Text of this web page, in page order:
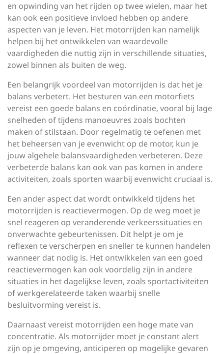
en opwinding van het rijden op twee wielen, maar het
kan ook een positieve invloed hebben op andere
aspecten van je leven. Het motorrijden kan namelijk
helpen bij het ontwikkelen van waardevolle
vaardigheden die nuttig zijn in verschillende situaties,
zowel binnen als buiten de weg.
Een belangrijk voordeel van motorrijden is dat het je
balans verbetert. Het besturen van een motorfiets
vereist een goede balans en coördinatie, vooral bij lage
snelheden of tijdens manoeuvres zoals bochten
maken of stilstaan. Door regelmatig te oefenen met
het beheersen van je evenwicht op de motor, kun je
jouw algehele balansvaardigheden verbeteren. Deze
verbeterde balans kan ook van pas komen in andere
activiteiten, zoals sporten waarbij evenwicht cruciaal is.
Een ander aspect dat wordt ontwikkeld tijdens het
motorrijden is reactievermogen. Op de weg moet je
snel reageren op veranderende verkeerssituaties en
onverwachte gebeurtenissen. Dit helpt je om je
reflexen te verscherpen en sneller te kunnen handelen
wanneer dat nodig is. Het ontwikkelen van een goed
reactievermogen kan ook voordelig zijn in andere
situaties in het dagelijkse leven, zoals sportactiviteiten
of werkgerelateerde taken waarbij snelle
besluitvorming vereist is.
Daarnaast vereist motorrijden een hoge mate van
concentratie. Als motorrijder moet je constant alert
zijn op je omgeving, anticiperen op mogelijke gevaren